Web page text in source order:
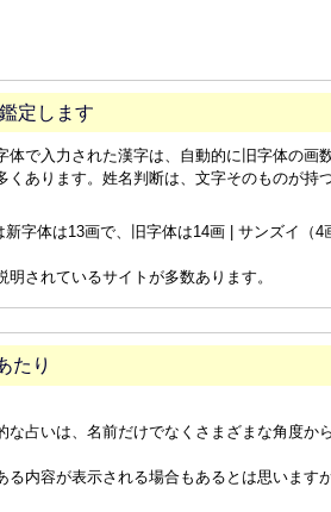
定します
で入力された漢字は、自動的に旧字体の画
あります。姓名判断は、文字そのものが持
字体は13画で、旧字体は14画 | サンズイ（
されているサイトが多数あります。
たり
な占いは、名前だけでなくさまざまな角度か
内容が表示される場合もあるとは思います